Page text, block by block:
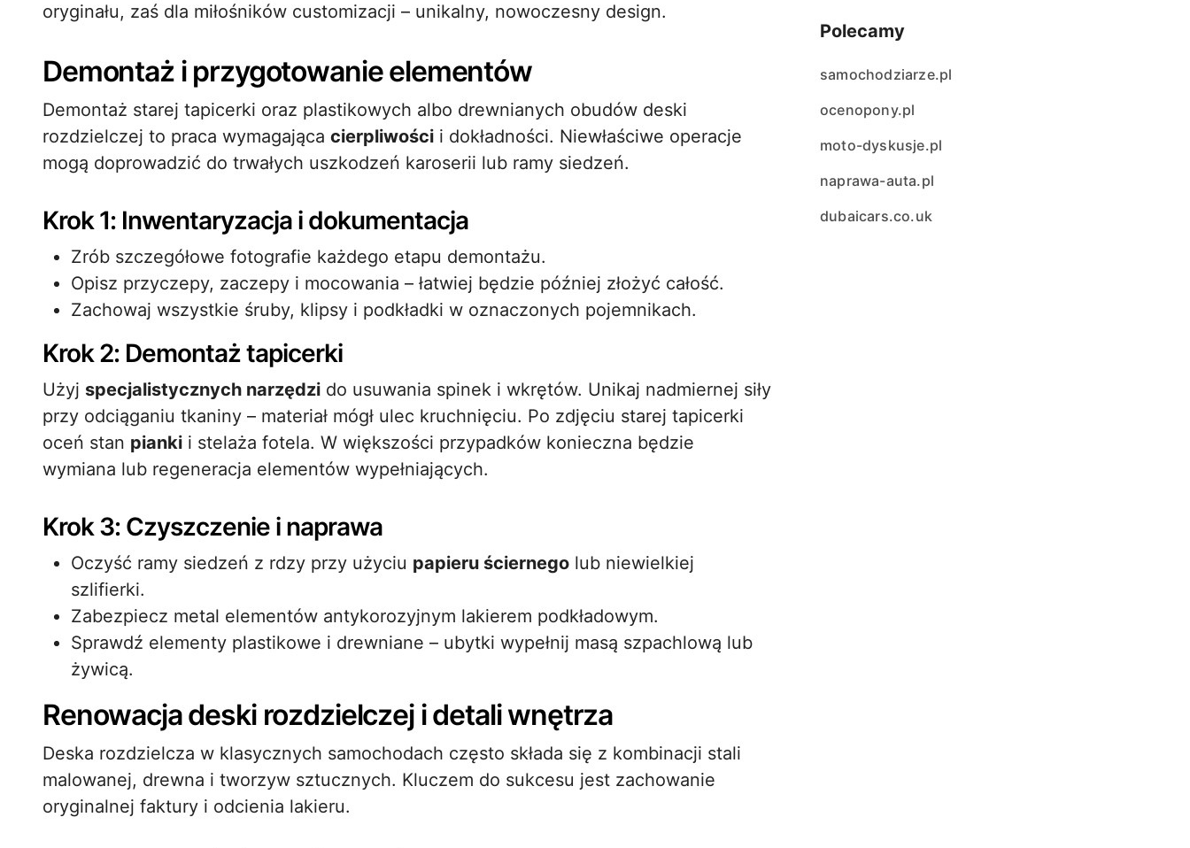
oryginału, zaś dla miłośników customizacji – unikalny, nowoczesny design.
Demontaż i przygotowanie elementów
Demontaż starej tapicerki oraz plastikowych albo drewnianych obudów deski
rozdzielczej to praca wymagająca cierpliwości i dokładności. Niewłaściwe operacje
mogą doprowadzić do trwałych uszkodzeń karoserii lub ramy siedzeń.
Krok 1: Inwentaryzacja i dokumentacja
Zrób szczegółowe fotografie każdego etapu demontażu.
Opisz przyczepy, zaczepy i mocowania – łatwiej będzie później złożyć całość.
Zachowaj wszystkie śruby, klipsy i podkładki w oznaczonych pojemnikach.
Krok 2: Demontaż tapicerki
Użyj specjalistycznych narzędzi do usuwania spinek i wkrętów. Unikaj nadmiernej siły
przy odciąganiu tkaniny – materiał mógł ulec kruchnięciu. Po zdjęciu starej tapicerki
oceń stan pianki i stelaża fotela. W większości przypadków konieczna będzie
wymiana lub regeneracja elementów wypełniających.
Krok 3: Czyszczenie i naprawa
Oczyść ramy siedzeń z rdzy przy użyciu papieru ściernego lub niewielkiej
szlifierki.
Zabezpiecz metal elementów antykorozyjnym lakierem podkładowym.
Sprawdź elementy plastikowe i drewniane – ubytki wypełnij masą szpachlową lub
żywicą.
Renowacja deski rozdzielczej i detali wnętrza
Deska rozdzielcza w klasycznych samochodach często składa się z kombinacji stali
malowanej, drewna i tworzyw sztucznych. Kluczem do sukcesu jest zachowanie
oryginalnej faktury i odcienia lakieru.
Polecamy
samochodziarze.pl
ocenopony.pl
moto-dyskusje.pl
naprawa-auta.pl
dubaicars.co.uk